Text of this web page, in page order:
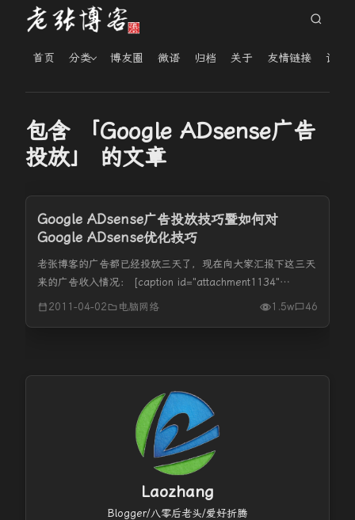
首页 分类 博友圈 微语 归档 关于 友情链接 读者
包含 「Google ADsense广告
投放」 的文章
Google ADsense广告投放技巧暨如何对
Google ADsense优化技巧
老张博客的广告都已经投放三天了，现在向大家汇报下这三天
来的广告收入情况： [caption id="attachment1134"
align="alignnone" width="696" caption="Google
2011-04-02 电脑网络 1.5w 46
Laozhang
Blogger/八零后老头/爱好折腾